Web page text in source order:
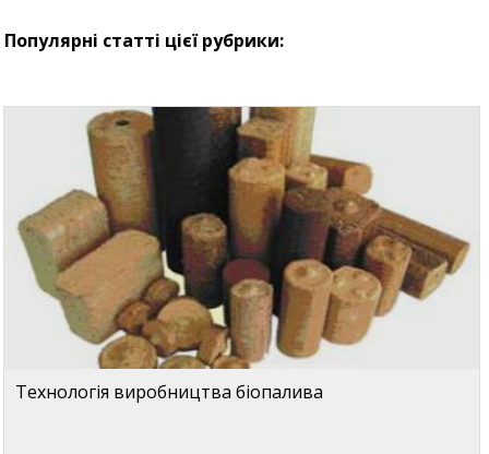
Популярні статті цієї рубрики:
Технологія виробництва біопалива